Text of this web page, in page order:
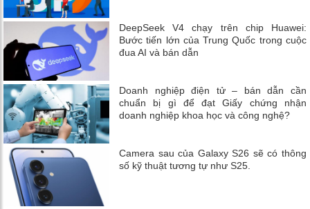
DeepSeek V4 chạy trên chip Huawei:
Bước tiến lớn của Trung Quốc trong cuộc
đua AI và bán dẫn
Doanh nghiệp điện tử – bán dẫn cần
chuẩn bị gì để đạt Giấy chứng nhận
doanh nghiệp khoa học và công nghệ?
Camera sau của Galaxy S26 sẽ có thông
số kỹ thuật tương tự như S25.